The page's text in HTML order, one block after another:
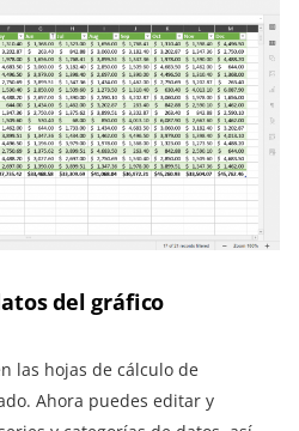
del gráfico
las hojas de cálculo de
Ahora puedes editar y